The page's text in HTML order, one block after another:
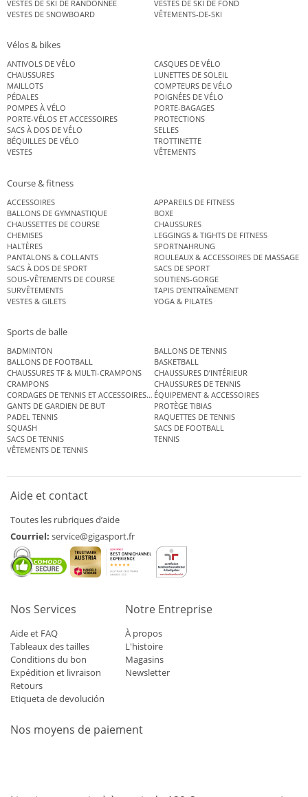
VESTES DE SKI DE RANDONNÉE
VESTES DE SKI DE FOND
VESTES DE SNOWBOARD
VÊTEMENTS-DE-SKI
Vélos & bikes
ANTIVOLS DE VÉLO
CASQUES DE VÉLO
CHAUSSURES
LUNETTES DE SOLEIL
MAILLOTS
COMPTEURS DE VÉLO
PÉDALES
POIGNÉES DE VÉLO
POMPES À VÉLO
PORTE-BAGAGES
PORTE-VÉLOS ET ACCESSOIRES
PROTECTIONS
SACS À DOS DE VÉLO
SELLES
BÉQUILLES DE VÉLO
TROTTINETTE
VESTES
VÊTEMENTS
Course & fitness
ACCESSOIRES
APPAREILS DE FITNESS
BALLONS DE GYMNASTIQUE
BOXE
CHAUSSETTES DE COURSE
CHAUSSURES
CHEMISES
LEGGINGS & TIGHTS DE FITNESS
HALTÈRES
SPORTNAHRUNG
PANTALONS & COLLANTS
ROULEAUX & ACCESSOIRES DE MASSAGE
SACS À DOS DE SPORT
SACS DE SPORT
SOUS-VÊTEMENTS DE COURSE
SOUTIENS-GORGE
SURVÊTEMENTS
TAPIS D’ENTRAÎNEMENT
VESTES & GILETS
YOGA & PILATES
Sports de balle
BADMINTON
BALLONS DE TENNIS
BALLONS DE FOOTBALL
BASKETBALL
CHAUSSURES TF & MULTI-CRAMPONS
CHAUSSURES D’INTÉRIEUR
CRAMPONS
CHAUSSURES DE TENNIS
CORDAGES DE TENNIS ET ACCESSOIRES DE TENNISÉQUIPEMENT & ACCESSOIRES
GANTS DE GARDIEN DE BUT
PROTÈGE TIBIAS
PADEL TENNIS
RAQUETTES DE TENNIS
SQUASH
SACS DE FOOTBALL
SACS DE TENNIS
TENNIS
VÊTEMENTS DE TENNIS
Aide et contact
Toutes les rubriques d’aide
Courriel: service@gigasport.fr
Nos Services
Aide et FAQ
Tableaux des tailles
Conditions du bon
Expédition et livraison
Retours
Etiqueta de devolución
Notre Entreprise
À propos
L'histoire
Magasins
Newsletter
Nos moyens de paiement